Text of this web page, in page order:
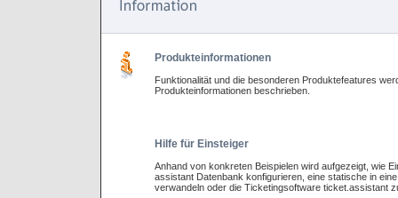
Produkteinformationen
Funktionalität und die besonderen Produktefeatures
Produkteinformationen beschrieben.
Hilfe für Einsteiger
Anhand von konkreten Beispielen wird aufgezeigt, wie
assistant Datenbank konfigurieren, eine statische in
verwandeln oder die Ticketingsoftware ticket.assistant